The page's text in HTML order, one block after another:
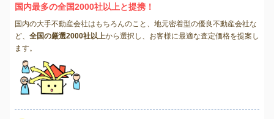
国内最多の全国2000社以上と提携！
国内の大手不動産会社はもちろんのこと、地元密着型の優良不動産会社な
ど、 全国の厳選2000社以上から選択し、お客様に最適な査定価格を提案し
ます。